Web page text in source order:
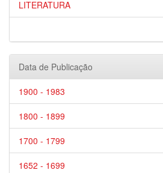
LITERATURA
Data de Publicação
1900 - 1983
1800 - 1899
1700 - 1799
1652 - 1699